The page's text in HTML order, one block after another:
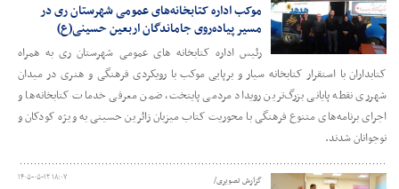
موکب اداره کتابخانه‌های عمومی شهرستان ری در
مسیر پیاده‌روی جاماندگان اربعین حسینی(ع)
رئیس اداره کتابخانه های عمومی شهرستان ری به همراه
کتابداران با استقرار کتابخانه سیار و برپایی موکب با رویکردی فرهنگی و هنری در میدان
شهرری نقطه پایانی بزرگ‌ترین رویداد مردمی پایتخت، ضمن معرفی خدمات کتابخانه‌ها و
اجرای برنامه‌های متنوع فرهنگی با محوریت کتاب میزبان زائرین حسینی به ویژه کودکان و
نوجوانان شدند.
۱۴۰۵-۰۵-۱۲ ۱۸:۰۷ گزارش تصویری/